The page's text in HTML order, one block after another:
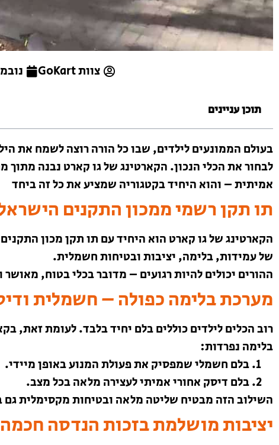
צוות GoKart נובמבר
תוכן עניינים
בעולם הממונעים לילדים, שבו כל הורה רוצה לשמח את
לבחור את הכלי הנכון. הקארטינג של גו קארט נבנה מתוך
אמיתית – והוא היחיד בקטגוריה שמציע את כל זה ביחד
תו תקן רשמי ממכון התקנים
הקארטינג של גו קארט הוא היחיד עם תו תקן מכון
של עמידות, בלימה, יציבות ובטיחות חשמלית.
ההורים יכולים להיות רגועים – מדובר בכלי בטוח, מאושר
מערכת בלימה כפולה – חשמלית
רוב הכלים לילדים כוללים בלם יחיד בלבד. לעומת זאת,
בלימה נפרדות:
בלם חשמלי שמפסיק את פעולת המנוע באופן מיידי.
בלם דיסק אחורי אמיתי לעצירה מלאה בכל מצב.
השילוב הזה מבטיח שליטה מלאה ובטיחות מקסימלית גם
יציבות מושלמת בזכות הנדסה חכמה